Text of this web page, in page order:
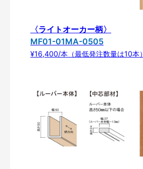
〈ライトオーカー柄〉
MF01-01MA-0505
¥16,400/本（最低発注数量は10本）